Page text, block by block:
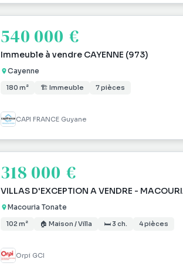
540 000 €
Immeuble à vendre CAYENNE (973)
Cayenne
180 m² 🏗 Immeuble 7 pièces
CAPI FRANCE Guyane
318 000 €
VILLAS D'EXCEPTION A VENDRE -
Macouria Tonate
102 m² 🏠 Maison / Villa 🛏 3 ch. 4 pièces
Orpi GCI